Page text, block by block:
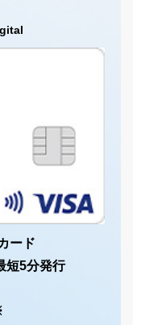
ード
短5分発行